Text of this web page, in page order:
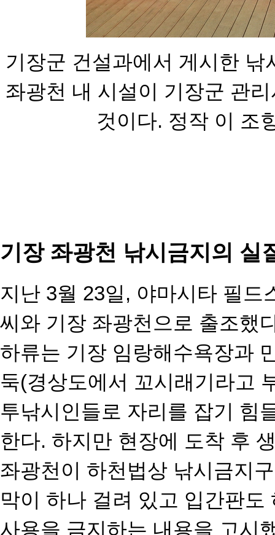
기장군 건설과에서 게시한
좌광천 내 시설이 기장군 관
것이다. 정작 이 조
기장 좌광천 낚시금지의 실
지난 3월 23일, 야마시타 필드
씨와 기장 좌광천으로 출조했
하류는 기장 임랑해수욕장과
둑(경상도에서 꼬시래기라고
투낚시인들로 자리를 잡기 힘
한다. 하지만 현장에 도착 후
좌광천이 하천법상 낚시금지
막이 하나 걸려 있고 입간판도
사용을 금지하는 내용을 고시